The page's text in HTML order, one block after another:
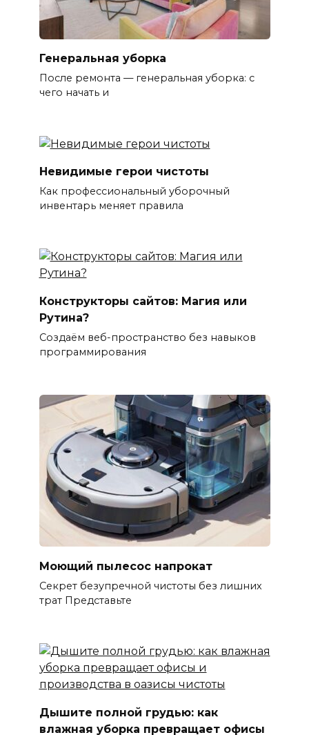
Генеральная уборка
После ремонта — генеральная уборка: с
чего начать и
Невидимые герои чистоты
Как профессиональный уборочный
инвентарь меняет правила
Конструкторы сайтов: Магия или
Рутина?
Создаём веб-пространство без навыков
программирования
Моющий пылесос напрокат
Секрет безупречной чистоты без лишних
трат Представьте
Дышите полной грудью: как
влажная уборка превращает офисы